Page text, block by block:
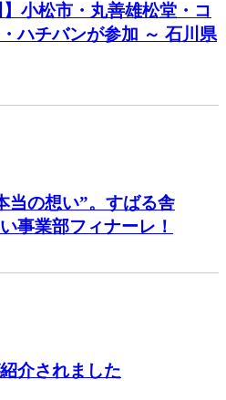
】小松市・丸善雄松堂・コ
ハチバンが参加 ～ 石川県
当の想い”。すばる舎
事業部フィナーレ！
介されました